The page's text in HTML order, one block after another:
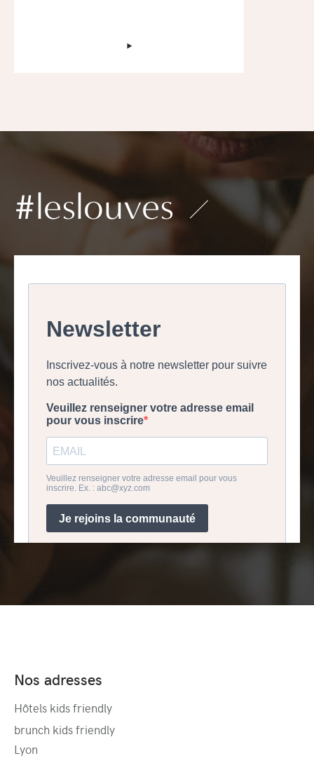
‣
#leslouves
Nos adresses
Hôtels kids friendly
brunch kids friendly
Lyon